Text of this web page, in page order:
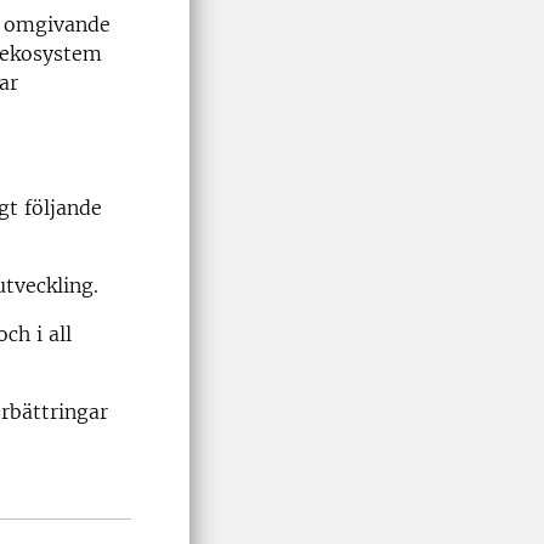
följande
i all